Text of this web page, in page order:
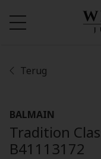
Terug
BALMAIN
Tradition
B41113172